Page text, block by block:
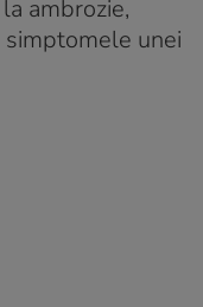
ambrozie,
simptomele unei